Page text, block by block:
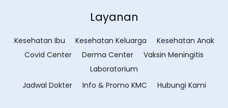
Layanan
Kesehatan Ibu Kesehatan Keluarga
Kesehatan Anak
Covid Center
Derma Center
Vaksin Meningitis
Laboratorium
Jadwal Dokter
Info & Promo KMC Hubungi Kami